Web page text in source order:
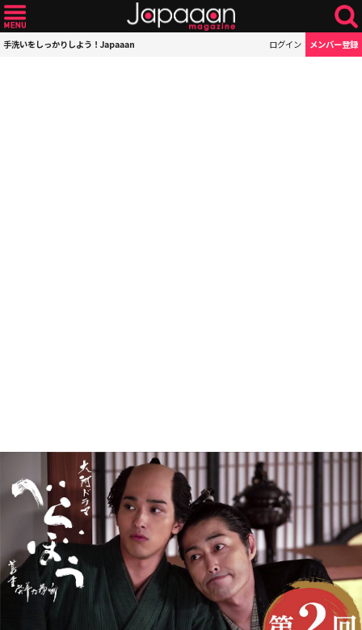
手洗いをしっかりしよう！Japaaan ログイン メンバー登録